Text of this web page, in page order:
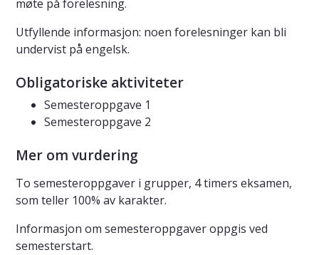
møte på forelesning.
Utfyllende informasjon: noen forelesninger kan bli
undervist på engelsk.
Obligatoriske aktiviteter
Semesteroppgave 1
Semesteroppgave 2
Mer om vurdering
To semesteroppgaver i grupper, 4 timers eksamen,
som teller 100% av karakter.
Informasjon om semesteroppgaver oppgis ved
semesterstart.